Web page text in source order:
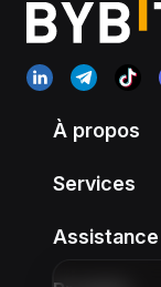
À propos
Services
Assistance